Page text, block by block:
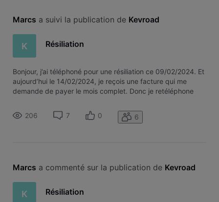
Marcs a suivi la publication de Kevroad
K Résiliation
Bonjour, j’ai téléphoné pour une résiliation ce 09/02/2024. Et
aujourd’hui le 14/02/2024, je reçois une facture qui me
demande de payer le mois complet. Donc je retéléphone
confirme qu’il voit bien une demande faite le 09/02/2024
mais qui n’a p
206 7 0 6
Marcs a commenté sur la publication de Kevroad
K Résiliation